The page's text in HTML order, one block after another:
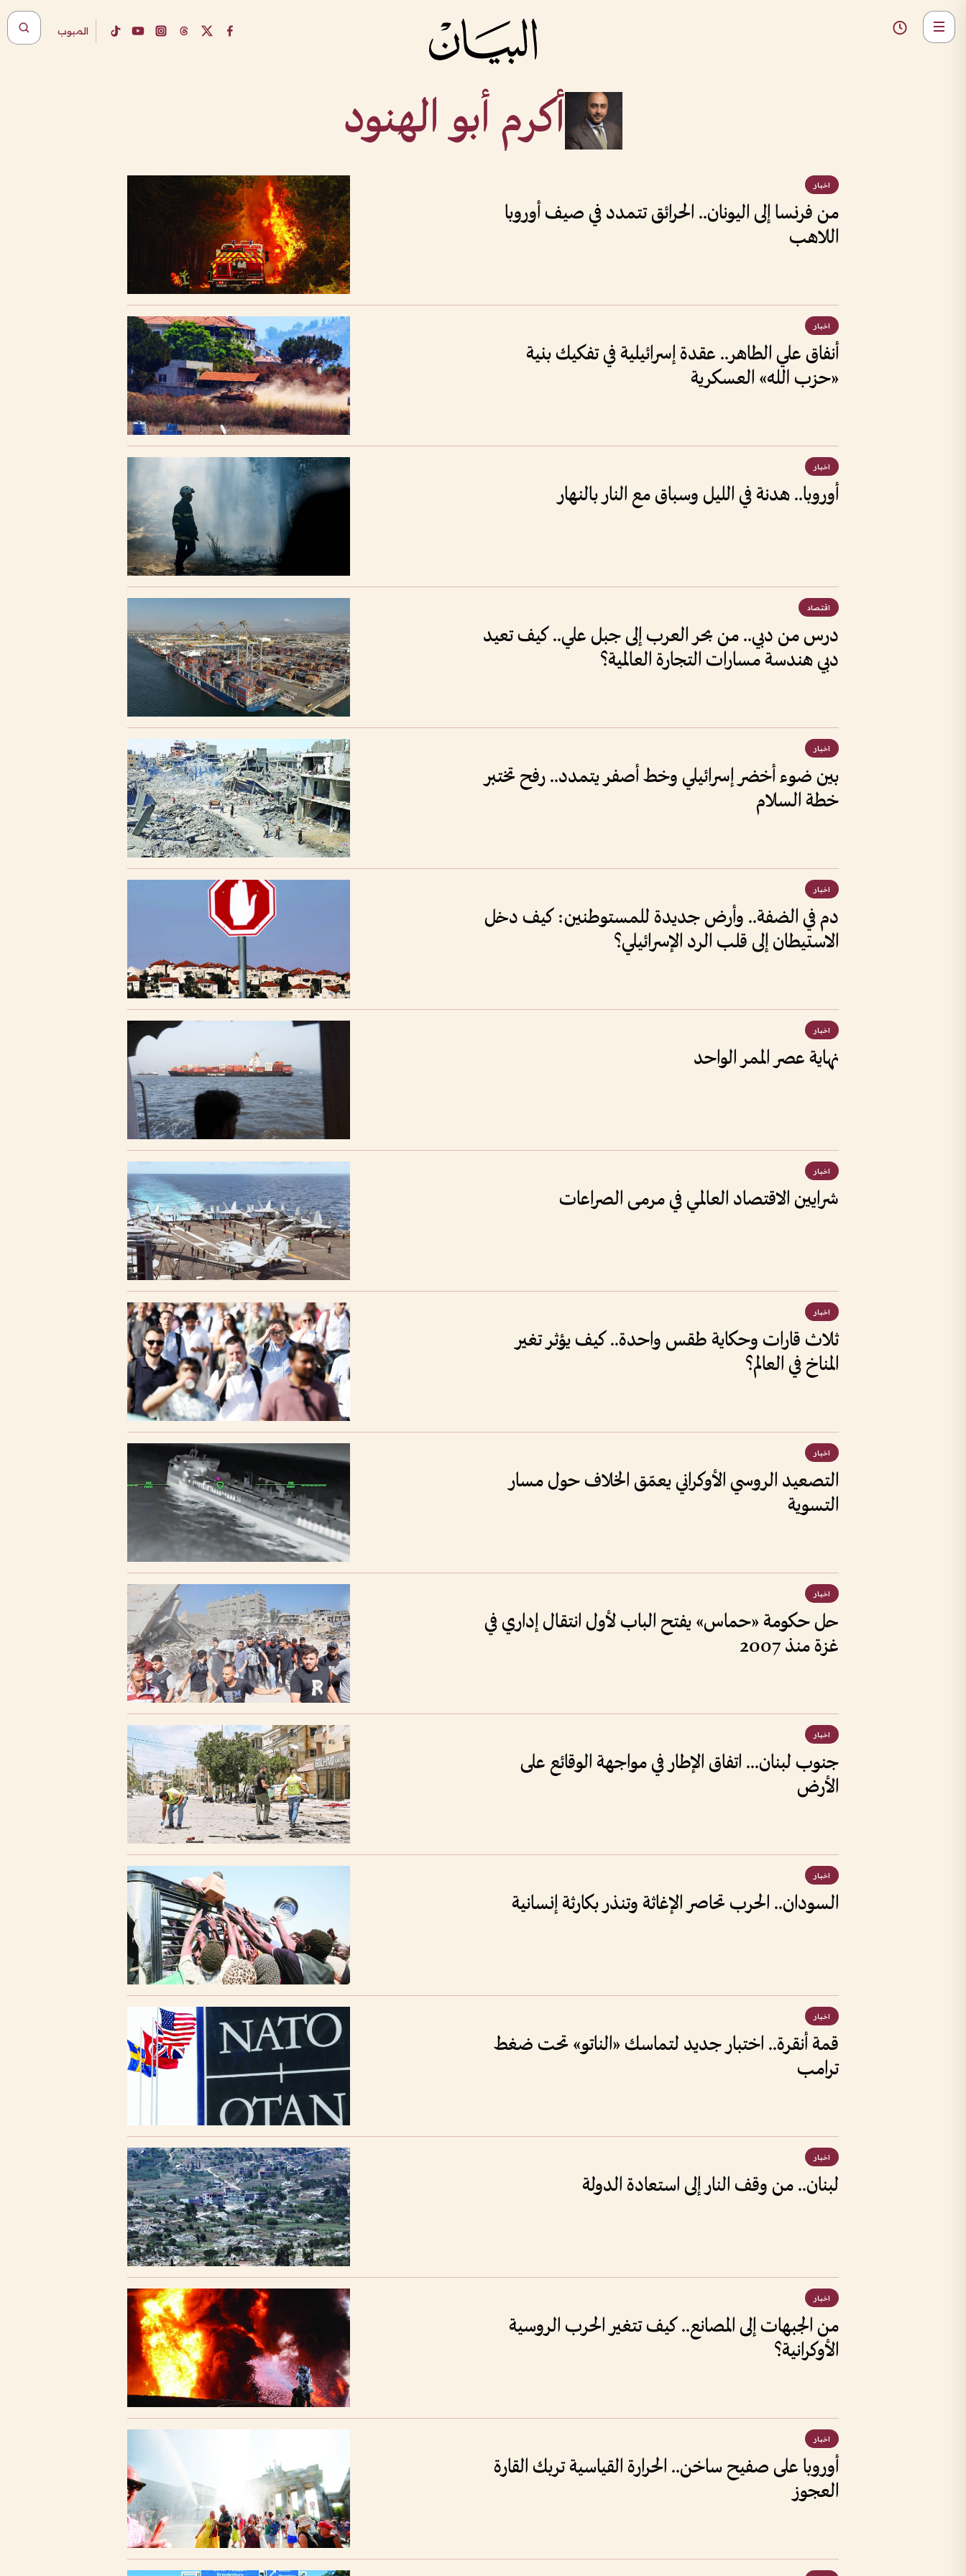
المبوب
أكرم أبو الهنود
اخبار
من فرنسا إلى اليونان.. الحرائق تتمدد في صيف أوروبا
اللاهب
اخبار
أنفاق علي الطاهر.. عقدة إسرائيلية في تفكيك بنية
«حزب الله» العسكرية
اخبار
أوروبا.. هدنة في الليل وسباق مع النار بالنهار
اقتصاد
درس من دبي.. من بحر العرب إلى جبل علي.. كيف تعيد
دبي هندسة مسارات التجارة العالمية؟
اخبار
بين ضوء أخضر إسرائيلي وخط أصفر يتمدد.. رفح تختبر
خطة السلام
اخبار
دم في الضفة.. وأرض جديدة للمستوطنين: كيف دخل
الاستيطان إلى قلب الرد الإسرائيلي؟
اخبار
نهاية عصر الممر الواحد
اخبار
شرايين الاقتصاد العالمي في مرمى الصراعات
اخبار
ثلاث قارات وحكاية طقس واحدة.. كيف يؤثر تغير
المناخ في العالم؟
اخبار
التصعيد الروسي الأوكراني يعمّق الخلاف حول مسار
التسوية
اخبار
حل حكومة «حماس» يفتح الباب لأول انتقال إداري في
غزة منذ 2007
اخبار
جنوب لبنان... اتفاق الإطار في مواجهة الوقائع على
الأرض
اخبار
السودان.. الحرب تحاصر الإغاثة وتنذر بكارثة إنسانية
اخبار
قمة أنقرة.. اختبار جديد لتماسك «الناتو» تحت ضغط
ترامب
اخبار
لبنان.. من وقف النار إلى استعادة الدولة
اخبار
من الجبهات إلى المصانع.. كيف تتغير الحرب الروسية
الأوكرانية؟
اخبار
أوروبا على صفيح ساخن.. الحرارة القياسية تربك القارة
العجوز